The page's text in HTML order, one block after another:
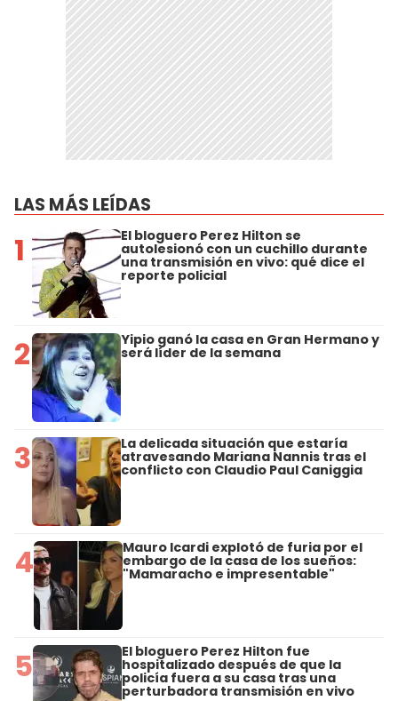
LAS MÁS LEÍDAS
1 El bloguero Perez Hilton se
autolesionó con un cuchillo durante
una transmisión en vivo: qué dice el
reporte policial
2 Yipio ganó la casa en Gran Hermano y
será líder de la semana
3 La delicada situación que estaría
atravesando Mariana Nannis tras el
conflicto con Claudio Paul Caniggia
4 Mauro Icardi explotó de furia por el
embargo de la casa de los sueños:
"Mamaracho e impresentable"
5 El bloguero Perez Hilton fue
hospitalizado después de que la
policía fuera a su casa tras una
perturbadora transmisión en vivo